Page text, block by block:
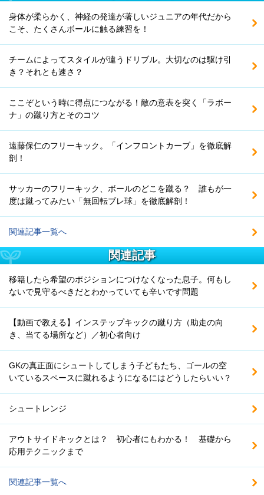
身体が柔らかく、神経の発達が著しいジュニアの年代だから
こそ、たくさんボールに触る練習を！
チームによってスタイルが違うドリブル。大切なのは駆け引
き？それとも速さ？
ここぞという時に得点につながる！敵の意表を突く「ラボー
ナ」の蹴り方とそのコツ
遠藤保仁のフリーキック。「インフロントカーブ」を徹底解
剖！
サッカーのフリーキック、ボールのどこを蹴る？ 誰もが一
度は蹴ってみたい「無回転ブレ球」を徹底解剖！
関連記事一覧へ
関連記事
移籍したら希望のポジションにつけなくなった息子。何もし
ないで見守るべきだとわかっていても辛いです問題
【動画で教える】インステップキックの蹴り方（助走の向
き、当てる場所など）／初心者向け
GKの真正面にシュートしてしまう子どもたち、ゴールの空
いているスペースに蹴れるようになるにはどうしたらいい？
シュートレンジ
アウトサイドキックとは？ 初心者にもわかる！ 基礎から
応用テクニックまで
関連記事一覧へ